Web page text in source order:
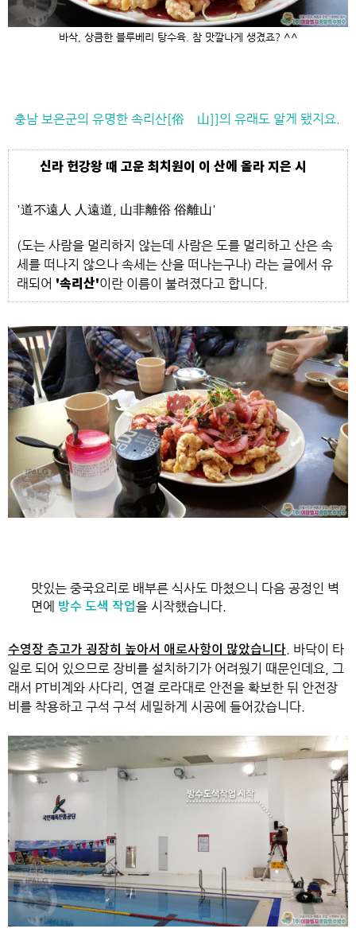
바삭, 상큼한 블루베리 탕수육. 참 맛깔나게 생겼죠? ^^
충남 보은군의 유명한 속리산[俗離山]]의 유래도 알게 됐지요.
신라 헌강왕 때 고운 최치원이 이 산에 올라 지은 시
'道不遠人 人遠道, 山非離俗 俗離山'
(도는 사람을 멀리하지 않는데 사람은 도를 멀리하고 산은 속
세를 떠나지 않으나 속세는 산을 떠나는구나) 라는 글에서 유
래되어 '속리산'이란 이름이 불려졌다고 합니다.
맛있는 중국요리로 배부른 식사도 마쳤으니 다음 공정인 벽
면에 방수 도색 작업을 시작했습니다.
수영장 층고가 굉장히 높아서 애로사항이 많았습니다 바닥이 타
일로 되어 있으므로 장비를 설치하기가 어려웠기 때문인데요,
그
래서 PT비계와 사다리, 연결 로라대로 안전을 확보한 뒤 안전장
비를 착용하고 구석 구석 세밀하게 시공에 들어갔습니다.